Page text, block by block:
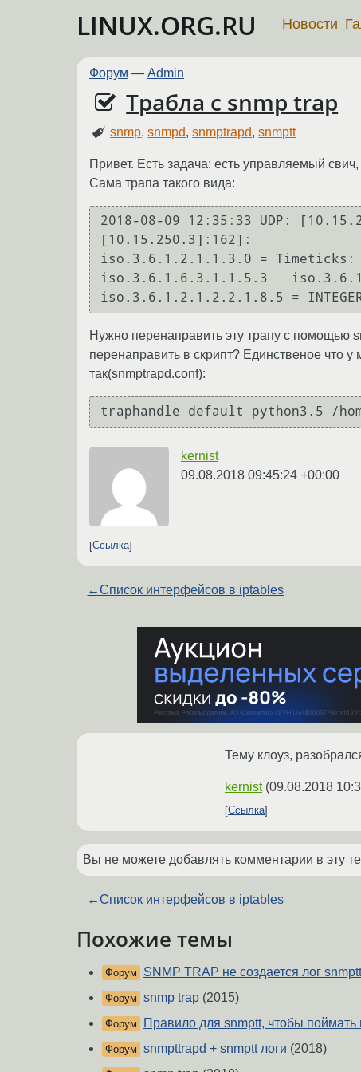
LINUX.ORG.RU Новости
Форум — Admin
Трабла с snmp trap
snmp,snmpd,snmptrapd,snmptt
Привет. Есть задача: есть управляемый
Сама трапа такого вида:
2018-08-09 12:35:33 UDP:
[10.15.250.3]:162]:
iso.3.6.1.2.1.1.3.0 = Timeticks: (2231) 0:00:22.31
iso.3.6.1.6.3.1.1.5.3	iso.3.6.1.2.1.2.2.1.1.5 = INTEGER: 5	iso.3.6.1.2.1.2.2.1.7.5 = INTEGER: 1
Нужно перенаправить эту трапу с помощью
перенаправить в скрипт? Единственое что у
так(snmptrapd.conf):
kernist
09.08.2018 09:45:24 +00:00
Ссылка
←Список интерфейсов в iptables
Тему клоуз,
kernist (09.08.2018
Ссылка
Вы не можете добавлять комментарии в эту
←Список интерфейсов в iptables
Похожие темы
Форум SNMP TRAP не создается лог
Форум snmp trap (2015)
Форум Правило для snmptt, чтобы
Форум snmpttrapd + snmptt логи (2018)